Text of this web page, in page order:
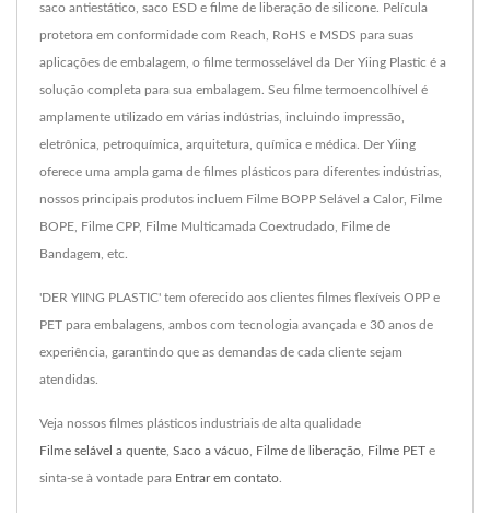
saco antiestático, saco ESD e filme de liberação de silicone. Película
protetora em conformidade com Reach, RoHS e MSDS para suas
aplicações de embalagem, o filme termosselável da Der Yiing Plastic é a
solução completa para sua embalagem. Seu filme termoencolhível é
amplamente utilizado em várias indústrias, incluindo impressão,
eletrônica, petroquímica, arquitetura, química e médica. Der Yiing
oferece uma ampla gama de filmes plásticos para diferentes indústrias,
nossos principais produtos incluem Filme BOPP Selável a Calor, Filme
BOPE, Filme CPP, Filme Multicamada Coextrudado, Filme de
Bandagem, etc.
'DER YIING PLASTIC' tem oferecido aos clientes filmes flexíveis OPP e
PET para embalagens, ambos com tecnologia avançada e 30 anos de
experiência, garantindo que as demandas de cada cliente sejam
atendidas.
Veja nossos filmes plásticos industriais de alta qualidade
Filme selável a quente Saco a vácuo Filme de liberação Filme PET e
sinta-se à vontade para Entrar em contato